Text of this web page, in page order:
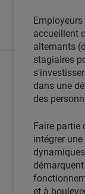
Employeurs
accueillent
alternants
stagiaires
dans une
des
Faire partie
intégrer
et à